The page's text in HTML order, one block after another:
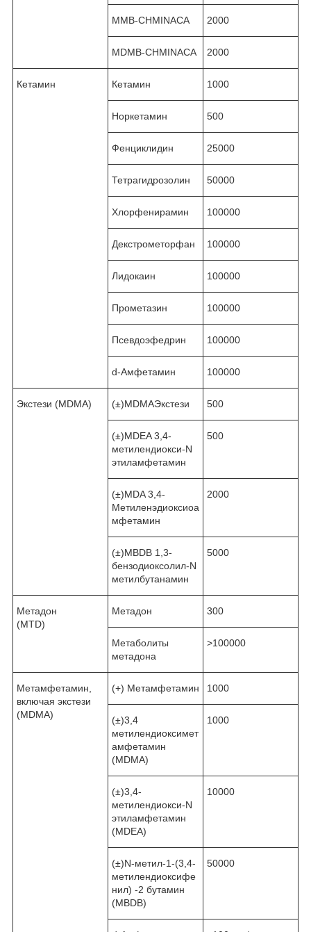
MMB-CHMINACA 2000
MDMB-CHMINACA 2000
Кетамин Кетамин 1000
Норкетамин 500
Фенциклидин 25000
Тетрагидрозолин 50000
Хлорфенирамин 100000
Декстрометорфан 100000
Лидокаин 100000
Прометазин 100000
Псевдоэфедрин 100000
d-Амфетамин 100000
Экстези (MDMA) (±)MDMAЭкстези 500
(±)MDEA 3,4-
метилендиокси-N
этиламфетамин
500
(±)MDA 3,4-
Метиленэдиоксиоа
мфетамин
2000
(±)MBDB 1,3-
бензодиоксолил-N
метилбутанамин
5000
Метадон
(MTD)
Метадон 300
Метаболиты
метадона
˃100000
Метамфетамин,
включая экстези
(MDMA)
(+) Метамфетамин 1000
(±)3,4
метилендиоксимет
амфетамин
(MDMA)
1000
(±)3,4-
метилендиокси-N
этиламфетамин
(MDEA)
10000
(±)N-метил-1-(3,4-
метилендиоксифе
нил) -2 бутамин
(MBDB)
50000